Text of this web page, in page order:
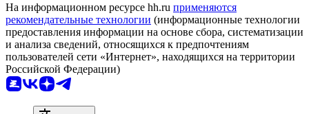
На информационном ресурсе hh.ru применяются
рекомендательные технологии (информационные технологии
предоставления информации на основе сбора, систематизации
и анализа сведений, относящихся к предпочтениям
пользователей сети «Интернет», находящихся на территории
Российской Федерации)